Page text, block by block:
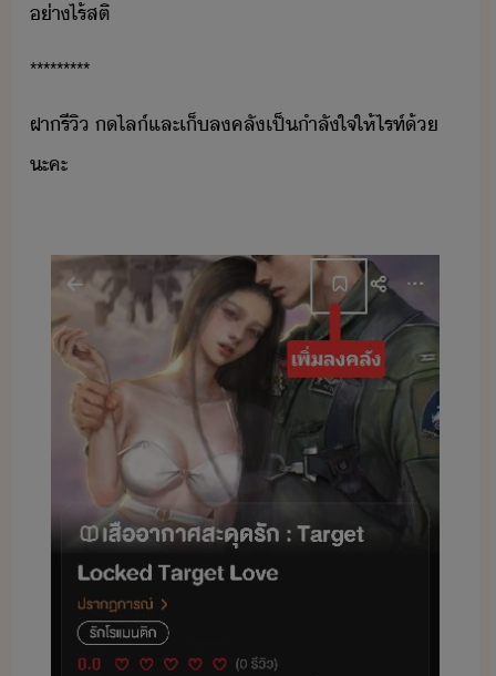
่าไร​้​สติ
*********
ฝา​รี​ิ​ ​​ไล​์​และ​เ็​ล​คลั​เป็ำลั​ใจ​ให้​ไรท์​้​
ะคะ